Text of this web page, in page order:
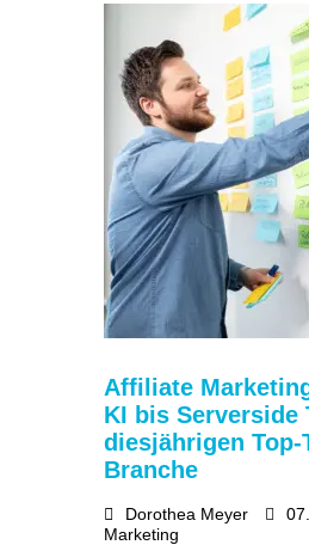
Affiliate
KI bis Serverside
diesjährigen
Branche
Dorothea Meyer
Marketing